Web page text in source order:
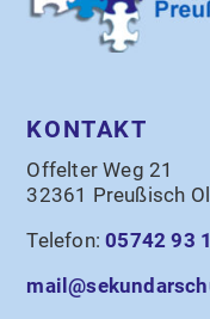
KONTAKT
Offelter Weg 21
32361 Preußisch
Telefon:05742 93